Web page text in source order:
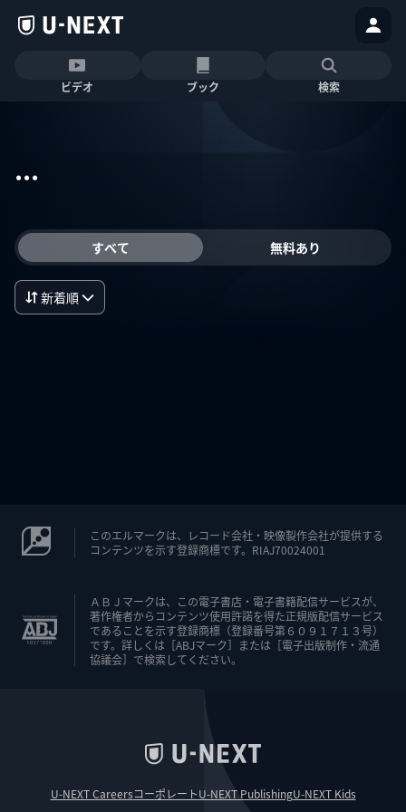
ビデオ ブック 検索
...
すべて 無料あり
新着順
このエルマークは、レコード会社・映像製作会社が提供する
コンテンツを示す登録商標です。RIAJ70024001
ＡＢＪマークは、この電子書店・電子書籍配信サービスが、
著作権者からコンテンツ使用許諾を得た正規版配信サービス
であることを示す登録商標（登録番号第６０９１７１３号）
です。詳しくは［ABJマーク］または［電子出版制作・流通
協議会］で検索してください。
U-NEXT CareersコーポレートU-NEXT PublishingU-NEXT Kids